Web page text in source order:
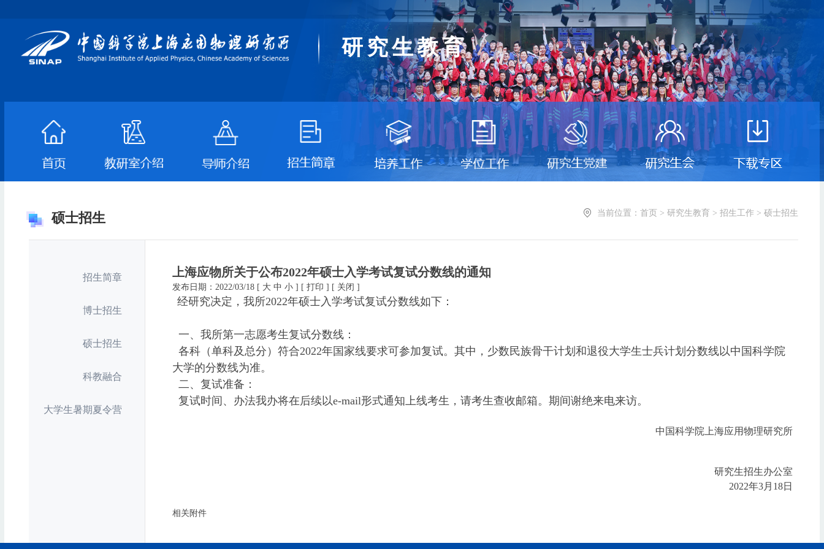
研究生教育
硕士招生
招生简章
博士招生
硕士招生
科教融合
大学生暑期夏令营
当前位置：首页 > 研究生教育 > 招生工作 > 硕士招生
上海应物所关于公布2022年硕士入学考试复试分数线的通知
发布日期：2022/03/18 [ 大 中 小 ] [ 打印 ] [ 关闭 ]
经研究决定，我所2022年硕士入学考试复试分数线如下：
一、我所第一志愿考生复试分数线：
各科（单科及总分）符合2022年国家线要求可参加复试。其中，少数民族骨干计划和退役大学生士兵计划分数线以中国科学院
大学的分数线为准。
二、复试准备：
复试时间、办法我办将在后续以e-mail形式通知上线考生，请考生查收邮箱。期间谢绝来电来访。
中国科学院上海应用物理研究所
研究生招生办公室
2022年3月 18日
相关附件